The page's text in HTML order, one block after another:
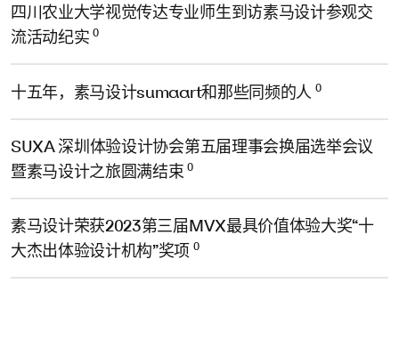
四川农业大学视觉传达专业师生到访素马设计参观交
流活动纪实 0
十五年，素马设计sumaart和那些同频的人 0
SUXA 深圳体验设计协会第五届理事会换届选举会议
暨素马设计之旅圆满结束 0
素马设计荣获2023第三届MVX最具价值体验大奖“十
大杰出体验设计机构”奖项 0